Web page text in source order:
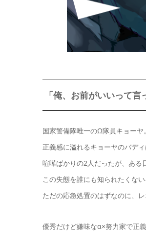
「俺、お前がいいって言
国家警備隊唯一のΩ隊員キョーヤ。
正義感に溢れるキョーヤのバデ
喧嘩ばかりの2人だったが、ある
この失態を誰にも知られたくな
ただの応急処置のはずなのに、
優秀だけど嫌味なα×努力家で正